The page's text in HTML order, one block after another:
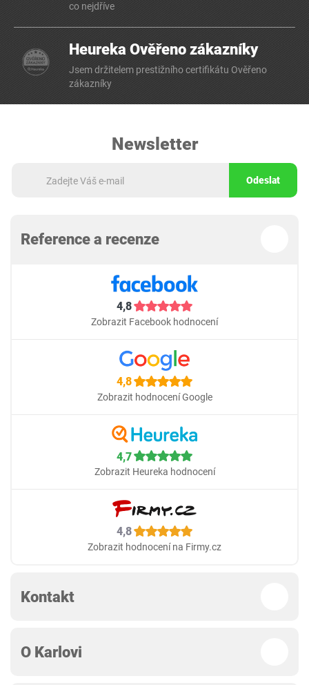
co nejdříve
Heureka Ověřeno zákazníky
Jsem držitelem prestižního certifikátu Ověřeno
zákazníky
Newsletter
Odeslat
Reference a recenze
4,8
Zobrazit Facebook hodnocení
4,8
Zobrazit hodnocení Google
4,7
Zobrazit Heureka hodnocení
4,8
Zobrazit hodnocení na Firmy.cz
Kontakt
O Karlovi